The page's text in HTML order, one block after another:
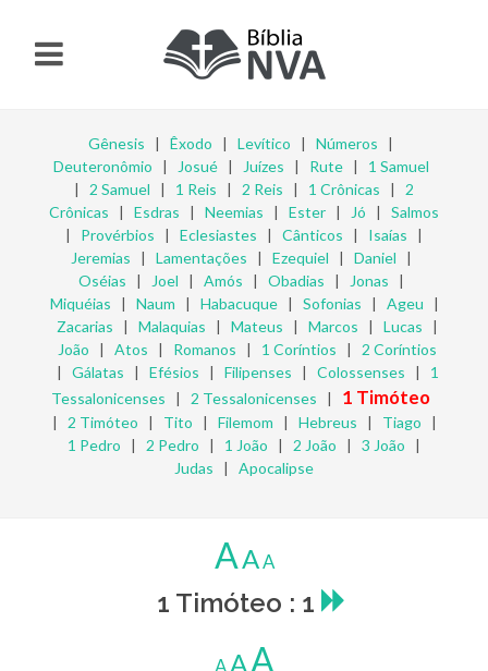
Gênesis | Êxodo | Levítico | Números |
Deuteronômio | Josué| Juízes | Rute| 1 Samuel
| 2 Samuel | 1 Reis | 2 Reis | 1 Crônicas | 2
Crônicas | Esdras | Neemias | Ester | Jó | Salmos
| Provérbios | Eclesiastes | Cânticos | Isaías |
Jeremias | Lamentações | Ezequiel | Daniel |
Oséias | Joel | Amós | Obadias | Jonas |
Miquéias | Naum | Habacuque| Sofonias | Ageu |
Zacarias | Malaquias | Mateus | Marcos | Lucas |
João | Atos | Romanos | 1 Coríntios | 2 Coríntios
| Gálatas | Efésios | Filipenses | Colossenses | 1
Tessalonicenses | 2 Tessalonicenses | 1 Timóteo
| 2 Timóteo | Tito | Filemom | Hebreus | Tiago |
1 Pedro | 2 Pedro | 1 João | 2 João | 3 João |
Judas | Apocalipse
AAA
1 Timóteo : 1
AAA